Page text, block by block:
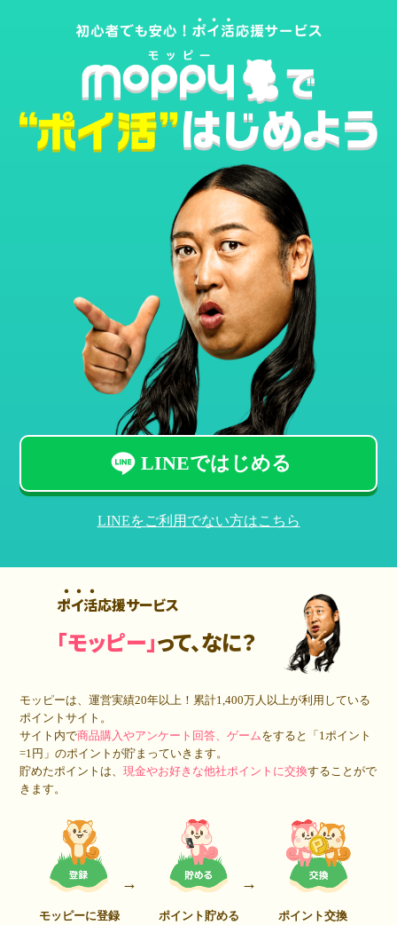
LINEではじめる
LINEをご利用でない方はこちら
ポイ活応援サービス
「モッピー」って、なに？
モッピーは、運営実績20年以上！累計1,400万人 以上が利用している
ポイントサイト。
サイト内で商品購入やアンケート回答、ゲームをすると「1ポイント
=1円」のポイントが貯まっていきます。
貯めたポイントは、現金やお好きな他社ポイントに交換することがで
きます。
モッピーに登録 ポイント貯める ポイント交換